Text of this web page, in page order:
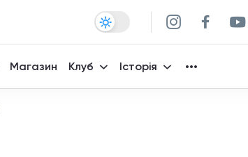
Магазин Клуб Історія